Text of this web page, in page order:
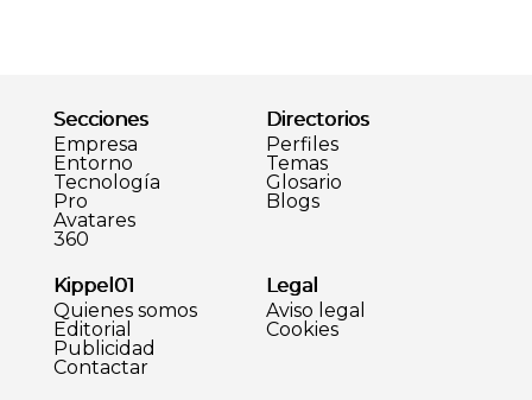
Secciones
Empresa
Entorno
Tecnología
Pro
Avatares
360
Directorios
Perfiles
Temas
Glosario
Blogs
Kippel01
Quienes somos
Editorial
Publicidad
Contactar
Legal
Aviso legal
Cookies